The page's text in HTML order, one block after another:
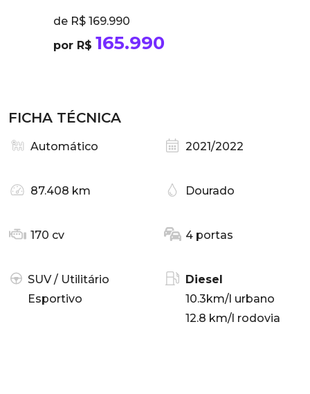
de R$ 169.990
por R$ 165.990
FICHA TÉCNICA
Automático 2021/2022
87.408 km Dourado
170 cv 4 portas
SUV / Utilitário
Esportivo
Diesel
10.3km/l urbano
12.8 km/l rodovia